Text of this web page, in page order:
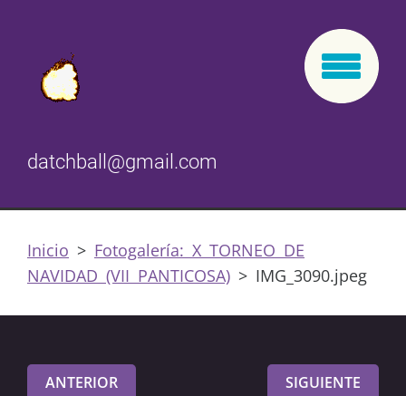
datchball@gmail.com
Inicio > Fotogalería: X TORNEO DE
NAVIDAD (VII PANTICOSA) > IMG_3090.jpeg
ANTERIOR SIGUIENTE